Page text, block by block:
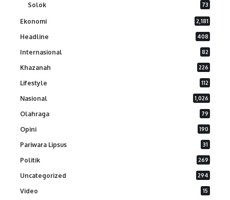
Solok 73
Ekonomi 2,181
Headline 408
Internasional 82
Khazanah 226
Lifestyle 112
Nasional 1,026
Olahraga 79
Opini 190
Pariwara Lipsus 31
Politik 269
Uncategorized 294
Video 15